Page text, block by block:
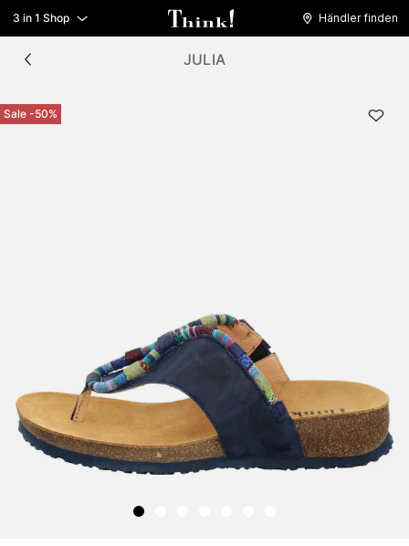
3 in 1 Shop Händler finden
JULIA
Sale -50%